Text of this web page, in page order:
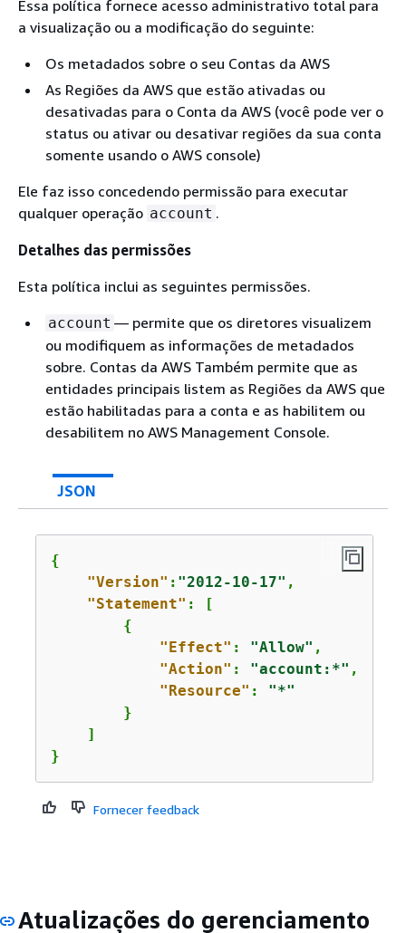
Essa política fornece acesso administrativo total para
a visualização ou a modificação do seguinte:
Os metadados sobre o seu Contas da AWS
As Regiões da AWS que estão ativadas ou
desativadas para o Conta da AWS (você pode ver o
status ou ativar ou desativar regiões da sua conta
somente usando o AWS console)
Ele faz isso concedendo permissão para executar
qualquer operação account .
Detalhes das permissões
Esta política inclui as seguintes permissões.
account — permite que os diretores visualizem
ou modifiquem as informações de metadados
sobre. Contas da AWS Também permite que as
entidades principais listem as Regiões da AWS que
estão habilitadas para a conta e as habilitem ou
desabilitem no AWS Management Console.
JSON
{
"Version" : "2012-10-17" ,
"Statement" : [
{
"Effect" : "Allow" ,
"Action" : "account:*" ,
"Resource" : "*"
        }
    ]
}
Fornecer feedback
Atualizações do gerenciamento